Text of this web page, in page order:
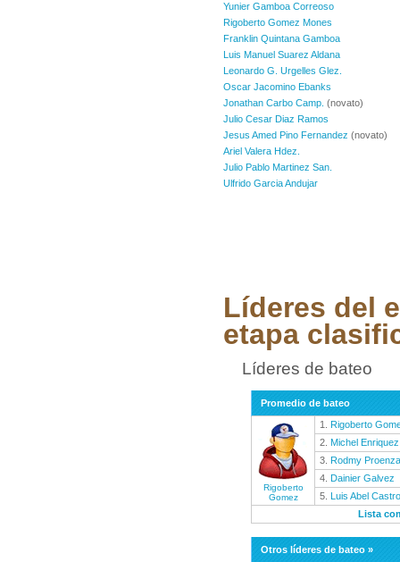
Yunier Gamboa Correoso
Rigoberto Gomez Mones
Franklin Quintana Gamboa
Luis Manuel Suarez Aldana
Leonardo G. Urgelles Glez.
Oscar Jacomino Ebanks
Jonathan Carbo Camp. (novato)
Julio Cesar Diaz Ramos
Jesus Amed Pino Fernandez (novato)
Ariel Valera Hdez.
Julio Pablo Martinez San.
Ulfrido Garcia Andujar
Líderes del
etapa
Líderes de bateo
Promedio de bateo
Rigoberto
Gomez
1. Rigoberto
2. Michel Enriquez
3. Rodmy Proenza
4. Dainier Galvez
5. Luis Abel
Lista
Otros líderes de bateo »